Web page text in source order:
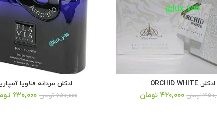
ادکلن ORCHID WHITE
تومان ۴۲۰,۰۰۰ تومان
ادکلن مردانه فلاویا
۶۵۰,۰۰۰ تومان
قیمت
۶۳۰,۰۰۰قیمت